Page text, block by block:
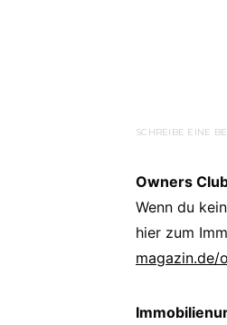
SCHREIBE EINE
Owners
Wenn du
hier zum
magazin.de/